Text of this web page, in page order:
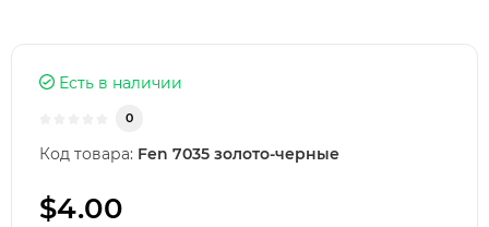
Есть в наличии
0
Код товара: Fen 7035 золото-черные
$4.00